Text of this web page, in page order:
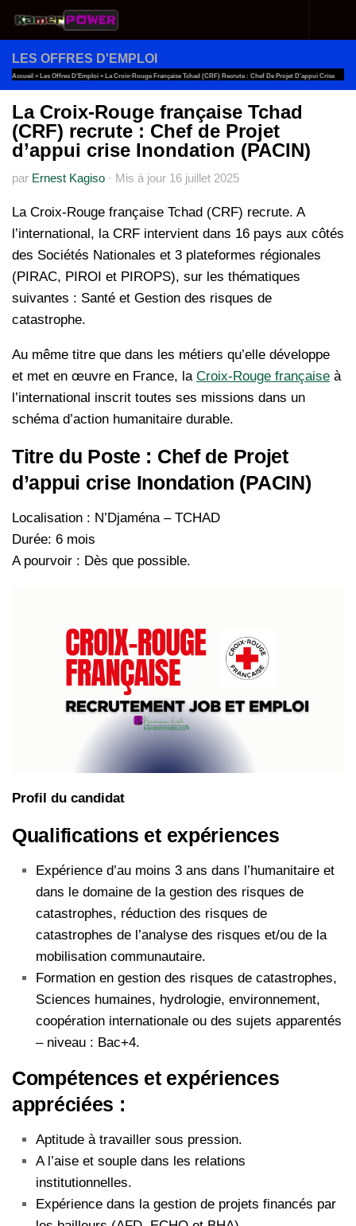
Au dessous du contenu
LES OFFRES D'EMPLOI
Accueil » Les Offres D'Emploi » La Croix-Rouge Française Tchad (CRF) Recrute : Chef De Projet D’appui Crise
Inondation (PACIN)
La Croix-Rouge française Tchad
(CRF) recrute : Chef de Projet
d’appui crise Inondation (PACIN)
par Ernest Kagiso · Mis à jour 16 juillet 2025
La Croix-Rouge française Tchad (CRF) recrute. A
l’international, la CRF intervient dans 16 pays aux côtés
des Sociétés Nationales et 3 plateformes régionales
(PIRAC, PIROI et PIROPS), sur les thématiques
suivantes : Santé et Gestion des risques de
catastrophe.
Au même titre que dans les métiers qu’elle développe
et met en œuvre en France, la Croix-Rouge française à
l’international inscrit toutes ses missions dans un
schéma d’action humanitaire durable.
Titre du Poste : Chef de Projet
d’appui crise Inondation (PACIN)
Localisation : N’Djaména – TCHAD
Durée: 6 mois
A pourvoir : Dès que possible.
Profil du candidat
Qualifications et expériences
Expérience d’au moins 3 ans dans l’humanitaire et
dans le domaine de la gestion des risques de
catastrophes, réduction des risques de
catastrophes de l’analyse des risques et/ou de la
mobilisation communautaire.
Formation en gestion des risques de catastrophes,
Sciences humaines, hydrologie, environnement,
coopération internationale ou des sujets apparentés
– niveau : Bac+4.
Compétences et expériences
appréciées :
Aptitude à travailler sous pression.
A l’aise et souple dans les relations
institutionnelles.
Expérience dans la gestion de projets financés par